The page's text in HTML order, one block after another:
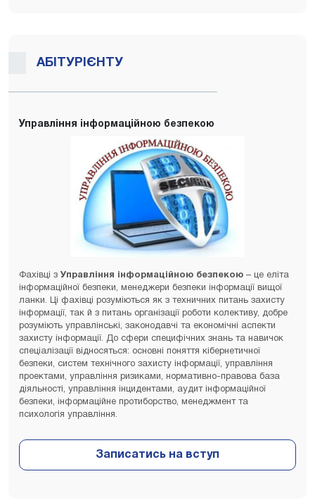
АБІТУРІЄНТУ
Управління інформаційною безпекою
Фахівці з Управління інформаційною безпекою – це еліта
інформаційної безпеки, менеджери безпеки інформації вищої
ланки. Ці фахівці розуміються як з техничних питань захисту
інформації, так й з питань організації роботи колективу, добре
розуміють управлінські, законодавчі та економічні аспекти
захисту інформації. До сфери специфічних знань та навичок
спеціалізації відносяться: основні поняття кібернетичної
безпеки, систем технічного захисту інформації, управління
проектами, управління ризиками, нормативно-правова база
діяльності, управління інцидентами, аудит інформаційної
безпеки, інформаційне протиборство, менеджмент та
психологія управління.